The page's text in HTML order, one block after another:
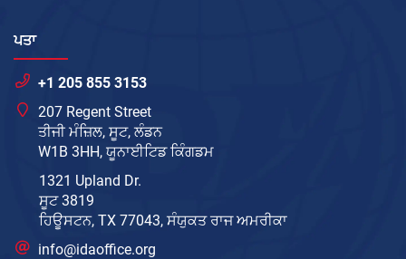
ਪਤਾ
+1 205 855 3153
207 Regent Street
ਤੀਜੀ ਮੰਜ਼ਿਲ, ਸੂਟ, ਲੰਡਨ
W1B 3HH, ਯੂਨਾਈਟਿਡ ਕਿੰਗਡਮ
1321 Upland Dr.
ਸੂਟ 3819
ਹਿਊਸਟਨ, TX 77043, ਸੰਯੁਕਤ ਰਾਜ ਅਮਰੀਕਾ
info@idaoffice.org